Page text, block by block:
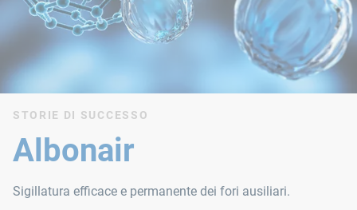
STORIE DI SUCCESSO
Albonair
Sigillatura efficace e permanente dei fori ausiliari.